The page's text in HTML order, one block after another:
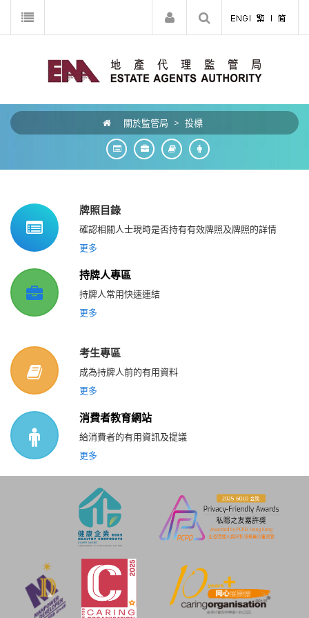
關於監管局 > 投標
牌照目錄
確認相關人士現時是否持有有效牌照及牌照的詳情
更多
持牌人專區
持牌人常用快速連結
更多
考生專區
成為持牌人前的有用資料
更多
消費者教育網站
給消費者的有用資訊及提議
更多